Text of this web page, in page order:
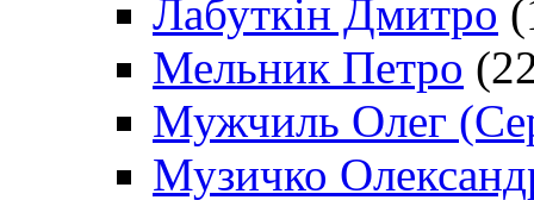
Лабуткін Дмитро
Мельник Петро
Мужчиль Олег
Музичко